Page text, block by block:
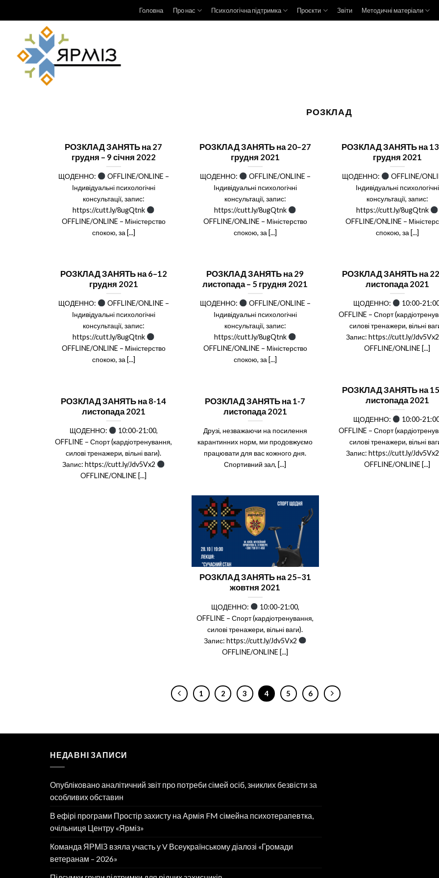
Головна Про нас Психологічна підтримка Проєкти Звіти Методичні матеріали
РОЗКЛАД
РОЗКЛАД ЗАНЯТЬ на 27
грудня – 9 січня 2022
ЩОДЕННО:
OFFLINE/ONLINE –
Індивідуальні психологічні
консультації, запис:
https://cutt.ly/8ugQtnk
OFFLINE/ONLINE – Міністерство
спокою, за [...]
РОЗКЛАД ЗАНЯТЬ на 20–27
грудня 2021
ЩОДЕННО:
OFFLINE/ONLINE –
Індивідуальні психологічні
консультації, запис:
https://cutt.ly/8ugQtnk
OFFLINE/ONLINE – Міністерство
спокою, за [...]
РОЗКЛАД ЗАНЯТЬ на
грудня 2021
ЩОДЕННО:
OFFLINE/
Індивідуальні психологічні
консультації, запис:
https://cutt.ly/8ugQtnk
OFFLINE/ONLINE –
спокою, за [...]
РОЗКЛАД ЗАНЯТЬ на 6–12
грудня 2021
ЩОДЕННО:
OFFLINE/ONLINE –
Індивідуальні психологічні
консультації, запис:
https://cutt.ly/8ugQtnk
OFFLINE/ONLINE – Міністерство
спокою, за [...]
РОЗКЛАД ЗАНЯТЬ на 29
листопада – 5 грудня 2021
ЩОДЕННО:
OFFLINE/ONLINE –
Індивідуальні психологічні
консультації, запис:
https://cutt.ly/8ugQtnk
OFFLINE/ONLINE – Міністерство
спокою, за [...]
РОЗКЛАД ЗАНЯТЬ на
листопада 2021
ЩОДЕННО:
10:00-
OFFLINE – Спорт
силові тренажери, вільні
Запис: https://cutt.ly/
OFFLINE/ONLINE [...]
РОЗКЛАД ЗАНЯТЬ на
листопада 2021
ЩОДЕННО:
10:00-
OFFLINE – Спорт
силові тренажери, вільні
Запис: https://cutt.ly/
OFFLINE/ONLINE [...]
РОЗКЛАД ЗАНЯТЬ на 8-14
листопада 2021
ЩОДЕННО:
10:00-21:00,
OFFLINE – Спорт (кардіотренування,
силові тренажери, вільні ваги).
Запис: https://cutt.ly/Jdv5Vx2
OFFLINE/ONLINE [...]
РОЗКЛАД ЗАНЯТЬ на 1-7
листопада 2021
Друзі, незважаючи на посилення
карантинних норм, ми продовжуємо
працювати для вас кожного дня.
Спортивний зал, [...]
РОЗКЛАД ЗАНЯТЬ на 25–31
жовтня 2021
ЩОДЕННО:
10:00-21:00,
OFFLINE – Спорт (кардіотренування,
силові тренажери, вільні ваги).
Запис: https://cutt.ly/Jdv5Vx2
OFFLINE/ONLINE [...]
1 2 3 4 5 6
НЕДАВНІ ЗАПИСИ
Опубліковано аналітичний звіт про потреби сімей осіб, зниклих безвісти за
особливих обставин
В ефірі програми Простір захисту на Армія FM сімейна психотерапевтка,
очільниця Центру «Ярміз»
Команда ЯРМІЗ взяла участь у V Всеукраїнському діалозі «Громади
ветеранам – 2026»